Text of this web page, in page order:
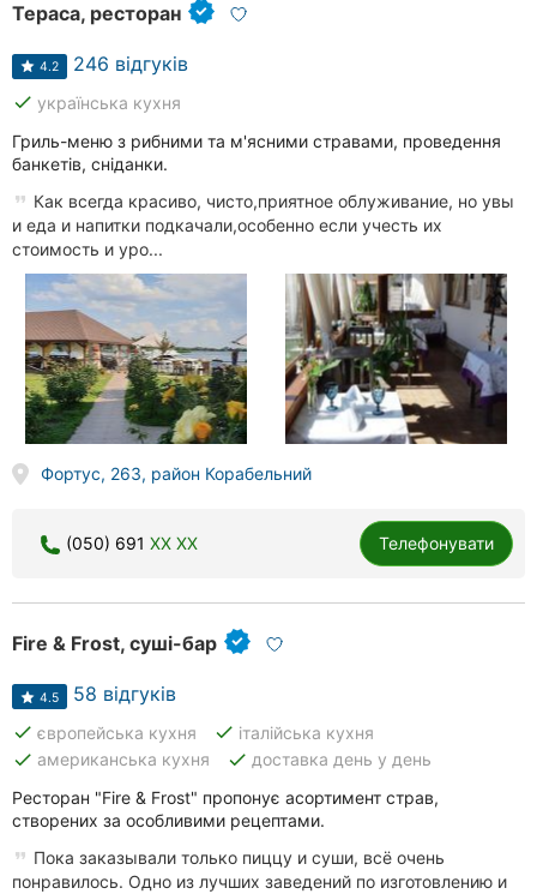
Тераса, ресторан
4.2 246 відгуків
done українська кухня
Гриль-меню з рибними та м'ясними стравами, проведення
банкетів, сніданки.
Как всегда красиво, чисто,приятное облуживание, но увы
и еда и напитки подкачали,особенно если учесть их
стоимость и уро...
Фортус, 263, район Корабельний
(050) 691 XX XX Телефонувати
Fire & Frost, суші-бар
4.5 58 відгуків
done європейська кухня done італійська кухня
done американська кухня done доставка день у день
Ресторан "Fire & Frost" пропонує асортимент страв,
створених за особливими рецептами.
Пока заказывали только пиццу и суши, всё очень
понравилось. Одно из лучших заведений по изготовлению и